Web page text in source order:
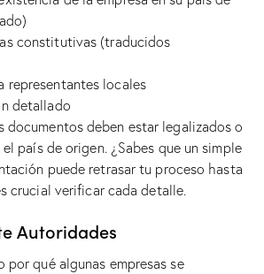
constitutivas (traducidos
representantes locales
detallado
documentos deben estar legalizados o
país de origen. ¿Sabes que un simple
puede retrasar tu proceso hasta
crucial verificar cada detalle.
Autoridades
por qué algunas empresas se